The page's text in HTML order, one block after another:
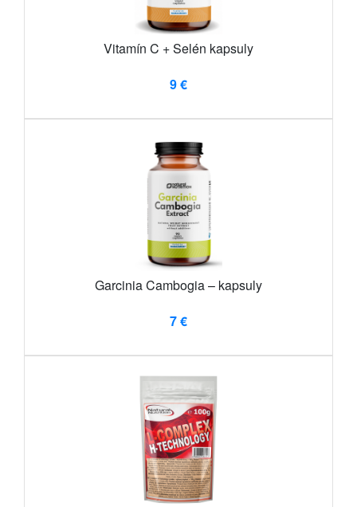
Vitamín C + Selén kapsuly
9 €
Garcinia Cambogia – kapsuly
7 €